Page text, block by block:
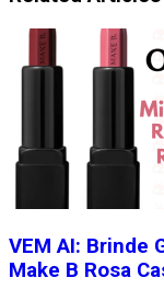
VEM AI: Brinde
Make B Rosa